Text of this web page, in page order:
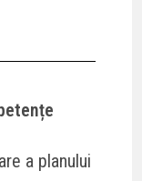
a planului